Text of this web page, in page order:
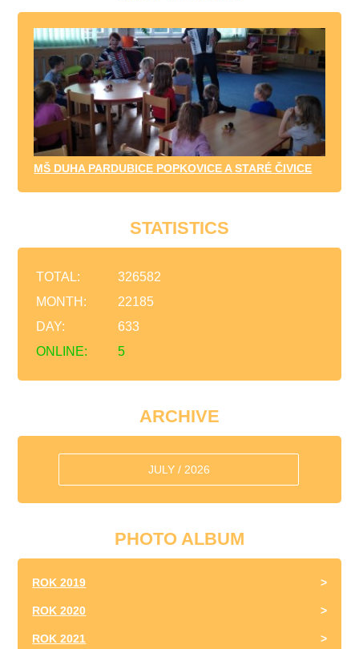
MŠ DUHA PARDUBICE POPKOVICE A STARÉ ČIVICE
STATISTICS
ONLINE: 5
TOTAL:
326582
MONTH:
22185
DAY:
633
ARCHIVE
JULY / 2026
PHOTO ALBUM
ROK 2019
ROK 2020
ROK 2021